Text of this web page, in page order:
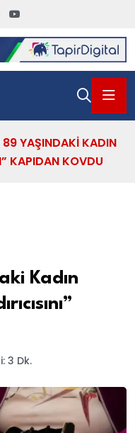
89 YAŞINDAKI KADIN
KAPIDAN KOVDU
Kadın
3 Dk.